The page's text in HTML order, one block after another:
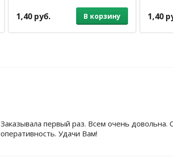
1,40 руб. В корзину 1,40
Заказывала первый раз. Всем очень довольна.
оперативность. Удачи Вам!